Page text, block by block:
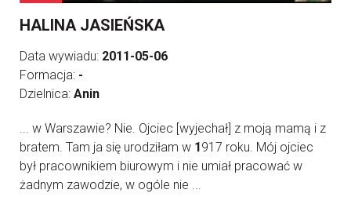
HALINA JASIEŃSKA
Data wywiadu: 2011-05-06
Formacja: -
Dzielnica: Anin
... w Warszawie? Nie. Ojciec [wyjechał] z moją mamą i z
bratem. Tam ja się urodziłam w 1917 roku. Mój ojciec
był pracownikiem biurowym i nie umiał pracować w
żadnym zawodzie, w ogóle nie ...